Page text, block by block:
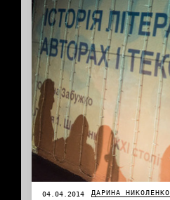
04.04.2014 ДАРИНА НИКОЛЕНКО